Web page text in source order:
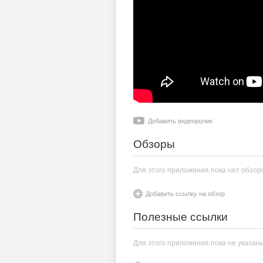
Добавить видеоролик
Обзоры
Для этого приложения пока нет
Добавить ссылку на обзор
Полезные ссылки
Для этого приложения пока не